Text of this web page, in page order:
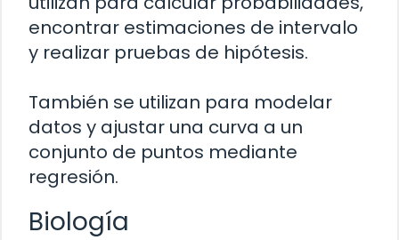
encontrar estimaciones de intervalo
y realizar pruebas de hipótesis.
También se utilizan para modelar
datos y ajustar una curva a un
conjunto de puntos mediante
regresión.
Biología